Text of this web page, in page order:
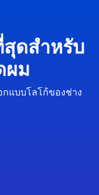
ดสำหรับ
ผม
แบบโลโก้ของช่าง